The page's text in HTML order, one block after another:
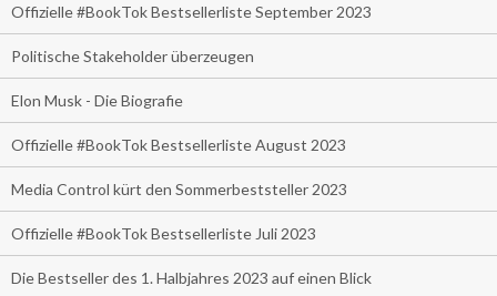
Offizielle #BookTok Bestsellerliste September 2023
Politische Stakeholder überzeugen
Elon Musk - Die Biografie
Offizielle #BookTok Bestsellerliste August 2023
Media Control kürt den Sommerbeststeller 2023
Offizielle #BookTok Bestsellerliste Juli 2023
Die Bestseller des 1. Halbjahres 2023 auf einen Blick